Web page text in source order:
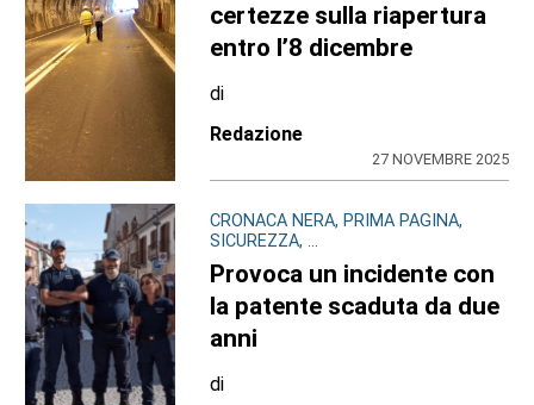
certezze sulla riapertura
entro l’8 dicembre
di
Redazione
27 NOVEMBRE 2025
CRONACA NERA, PRIMA PAGINA,
SICUREZZA, ...
Provoca un incidente con
la patente scaduta da due
anni
di